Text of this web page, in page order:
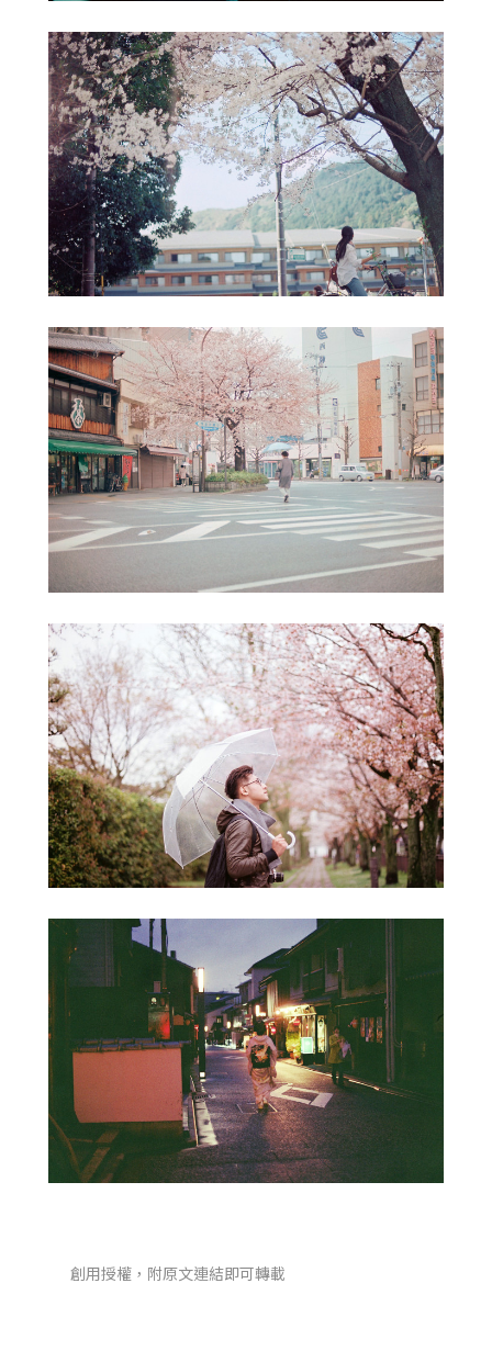
創用授權，附原文連結即可轉載